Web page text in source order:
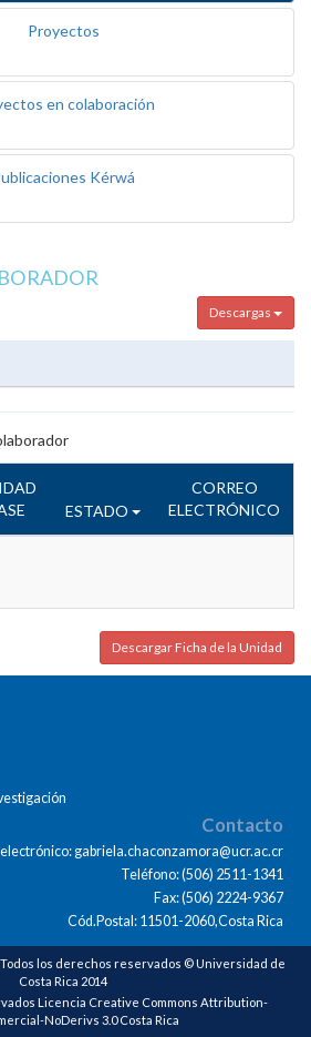
Proyectos
en colaboración
Kérwá
Descargas
ESTADO
CORREO
ELECTRÓNICO
Descargar Ficha de la Unidad
Contacto
gabriela.chaconzamora@ucr.ac.cr
Teléfono: (506) 2511-1341
Fax: (506) 2224-9367
Cód.Postal: 11501-2060,Costa Rica
los derechos reservados © Universidad de
Costa Rica 2014
Licencia Creative Commons Attribution-
NoDerivs 3.0 Costa Rica